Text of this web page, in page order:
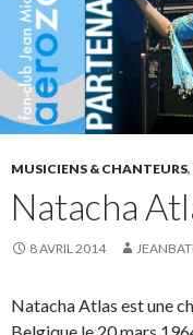
MUSICIENS & CHANTEURS,
Natacha
8 AVRIL 2014
Natacha Atlas est une